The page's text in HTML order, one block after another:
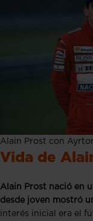
Alain Prost con
Vida de
Alain Prost nació en
desde joven mostró
interés inicial era el